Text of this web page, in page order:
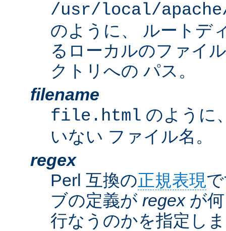
/usr/local/
のように、 ルートデ
るローカルのファイ
クトリへの パス。
filename
file.html のように
いない ファイル名。
regex
Perl 互換の正規表現
ブの定義が regexが何
行なうのかを指定し